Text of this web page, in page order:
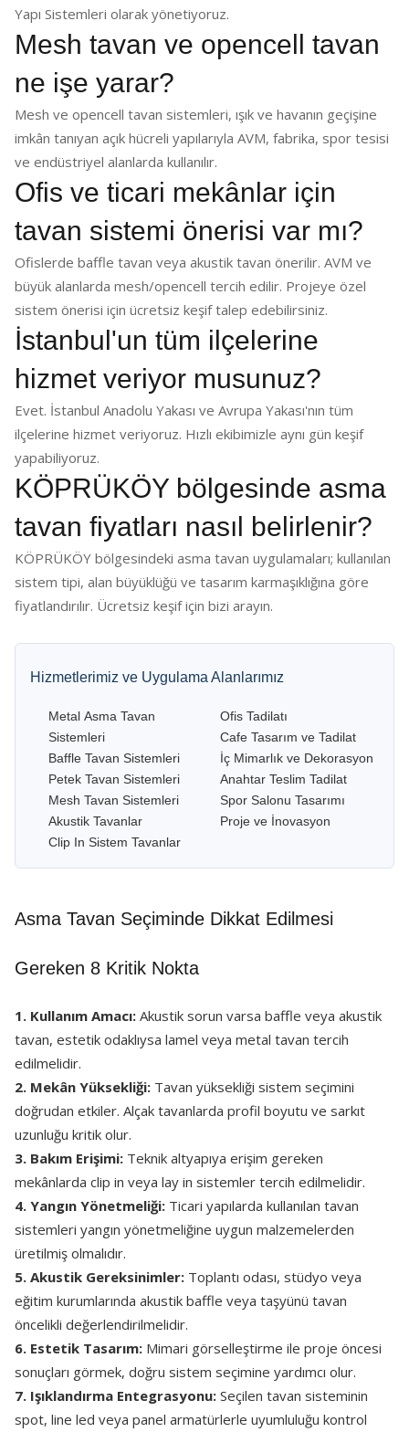
Yapı Sistemleri olarak yönetiyoruz.
Mesh tavan ve opencell tavan
ne işe yarar?
Mesh ve opencell tavan sistemleri, ışık ve havanın geçişine
imkân tanıyan açık hücreli yapılarıyla AVM, fabrika, spor tesisi
ve endüstriyel alanlarda kullanılır.
Ofis ve ticari mekânlar için
tavan sistemi önerisi var mı?
Ofislerde baffle tavan veya akustik tavan önerilir. AVM ve
büyük alanlarda mesh/opencell tercih edilir. Projeye özel
sistem önerisi için ücretsiz keşif talep edebilirsiniz.
İstanbul'un tüm ilçelerine
hizmet veriyor musunuz?
Evet. İstanbul Anadolu Yakası ve Avrupa Yakası'nın tüm
ilçelerine hizmet veriyoruz. Hızlı ekibimizle aynı gün keşif
yapabiliyoruz.
KÖPRÜKÖY bölgesinde asma
tavan fiyatları nasıl belirlenir?
KÖPRÜKÖY bölgesindeki asma tavan uygulamaları; kullanılan
sistem tipi, alan büyüklüğü ve tasarım karmaşıklığına göre
fiyatlandırılır. Ücretsiz keşif için bizi arayın.
Hizmetlerimiz ve Uygulama Alanlarımız
Metal Asma Tavan
Sistemleri
Baffle Tavan Sistemleri
Petek Tavan Sistemleri
Mesh Tavan Sistemleri
Akustik Tavanlar
Clip In Sistem Tavanlar
Ofis Tadilatı
Cafe Tasarım ve Tadilat
İç Mimarlık ve Dekorasyon
Anahtar Teslim Tadilat
Spor Salonu Tasarımı
Proje ve İnovasyon
Asma Tavan Seçiminde Dikkat Edilmesi
Gereken 8 Kritik Nokta
1. Kullanım Amacı: Akustik sorun varsa baffle veya akustik
tavan, estetik odaklıysa lamel veya metal tavan tercih
edilmelidir.
2. Mekân Yüksekliği: Tavan yüksekliği sistem seçimini
doğrudan etkiler. Alçak tavanlarda profil boyutu ve sarkıt
uzunluğu kritik olur.
3. Bakım Erişimi: Teknik altyapıya erişim gereken
mekânlarda clip in veya lay in sistemler tercih edilmelidir.
4. Yangın Yönetmeliği: Ticari yapılarda kullanılan tavan
sistemleri yangın yönetmeliğine uygun malzemelerden
üretilmiş olmalıdır.
5. Akustik Gereksinimler: Toplantı odası, stüdyo veya
eğitim kurumlarında akustik baffle veya taşyünü tavan
öncelikli değerlendirilmelidir.
6. Estetik Tasarım: Mimari görselleştirme ile proje öncesi
sonuçları görmek, doğru sistem seçimine yardımcı olur.
7. Işıklandırma Entegrasyonu: Seçilen tavan sisteminin
spot, line led veya panel armatürlerle uyumluluğu kontrol